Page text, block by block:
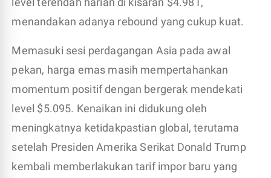
menandakan adanya rebound yang cukup kuat.
Memasuki sesi perdagangan Asia pada awal
pekan, harga emas masih mempertahankan
momentum positif dengan bergerak mendekati
level $5.095. Kenaikan ini didukung oleh
meningkatnya ketidakpastian global, terutama
setelah Presiden Amerika Serikat Donald Trump
kembali memberlakukan tarif impor baru yang